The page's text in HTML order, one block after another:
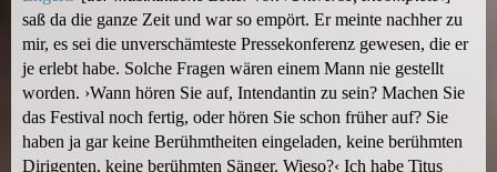
l
i
n
k
i
s
e
saß da die ganze Zeit und war so empört. Er meinte nachher zu
mir, es sei die unverschämteste Pressekonferenz gewesen, die er
je erlebt habe. Solche Fragen wären einem Mann nie gestellt
worden. ›Wann hören Sie auf, Intendantin zu sein? Machen Sie
das Festival noch fertig, oder hören Sie schon früher auf? Sie
haben ja gar keine Berühmtheiten eingeladen, keine berühmten
Dirigenten, keine berühmten Sänger. Wieso?‹ Ich habe Titus